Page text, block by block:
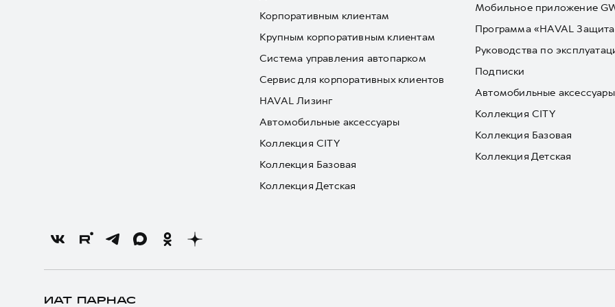
Корпоративным клиентам
Крупным корпоративным клиентам
Система управления автопарком
Сервис для корпоративных клиентов
HAVAL Лизинг
Автомобильные аксессуары
Коллекция CITY
Коллекция Базовая
Коллекция Детская
Мобильное приложение
Программа «HAVAL
Руководства по
Подписки
Автомобильные аксессуары
Коллекция CITY
Коллекция Базовая
Коллекция Детская
ИАТ ПАРНАС